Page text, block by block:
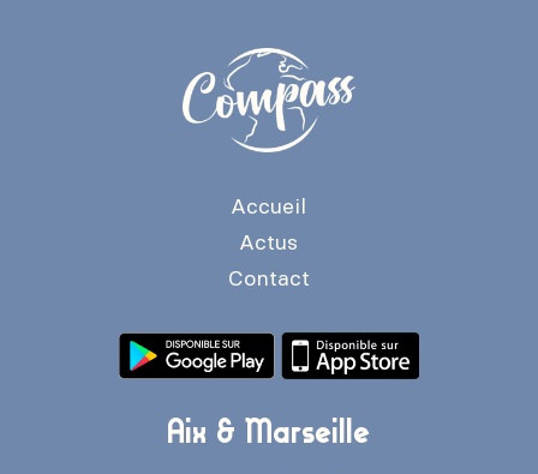
Accueil
Actus
Contact
Aix & Marseille